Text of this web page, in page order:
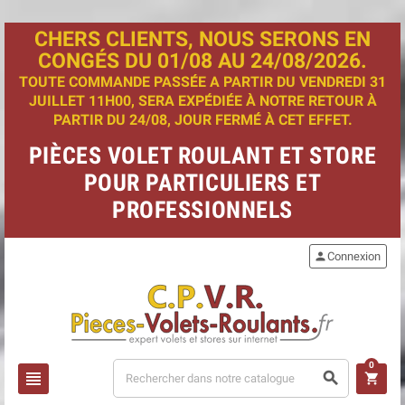
CHERS CLIENTS, NOUS SERONS EN
CONGÉS DU 01/08 AU 24/08/2026.
TOUTE COMMANDE PASSÉE A PARTIR DU VENDREDI 31
JUILLET 11H00, SERA EXPÉDIÉE À NOTRE RETOUR À
PARTIR DU 24/08, JOUR FERMÉ À CET EFFET.
PIÈCES VOLET ROULANT ET STORE
POUR PARTICULIERS ET
PROFESSIONNELS
view_headline search
personConnexion
shopping_cart
0